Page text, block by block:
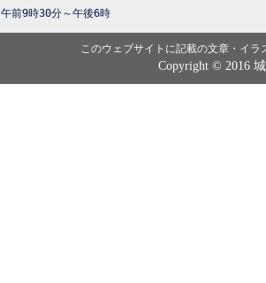
午前9時30分～午後6時
このウェブサイトに記載の文章・イ
Copyright © 2016